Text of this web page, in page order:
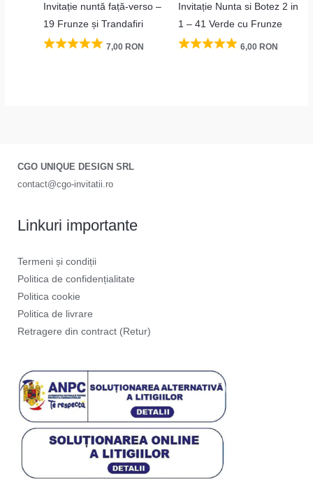
Invitație nuntă față-verso –
19 Frunze și Trandafiri
7,00 RON
Invitație Nunta si Botez 2 in
1 – 41 Verde cu Frunze
6,00 RON
CGO UNIQUE DESIGN SRL
contact@cgo-invitatii.ro
Linkuri importante
Termeni și condiții
Politica de confidențialitate
Politica cookie
Politica de livrare
Retragere din contract (Retur)